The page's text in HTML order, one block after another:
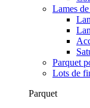
Lames
Parquet
Lots de
Parquet